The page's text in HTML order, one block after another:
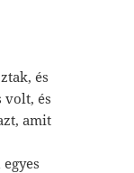
és
volt, és
amit